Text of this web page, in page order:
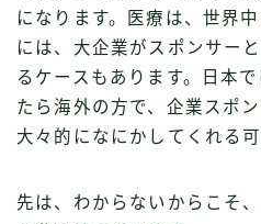
になります。医療は、世界
には、大企業がスポンサー
るケースもあります。日本
たら海外の方で、企業スポ
大々的になにかしてくれる
先は、わからないからこそ